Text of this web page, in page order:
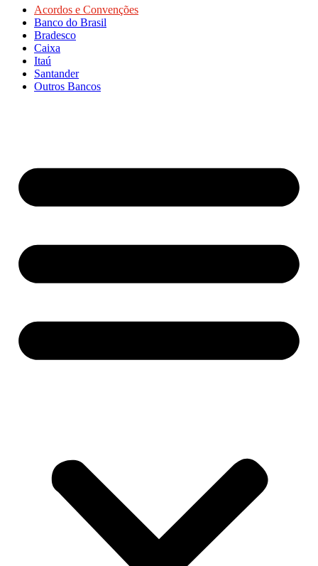
Acordos e Convenções
Banco do Brasil
Bradesco
Caixa
Itaú
Santander
Outros Bancos